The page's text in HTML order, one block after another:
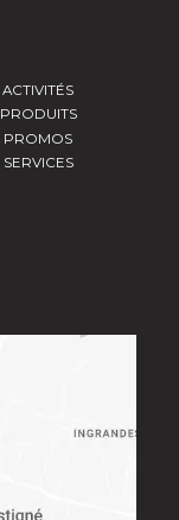
ACTIVITÉS
PRODUITS
PROMOS
SERVICES